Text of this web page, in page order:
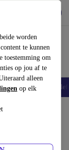
worden
te kunnen
toestemming om
op jou af te
alleen
op elk
Accessoires
€295